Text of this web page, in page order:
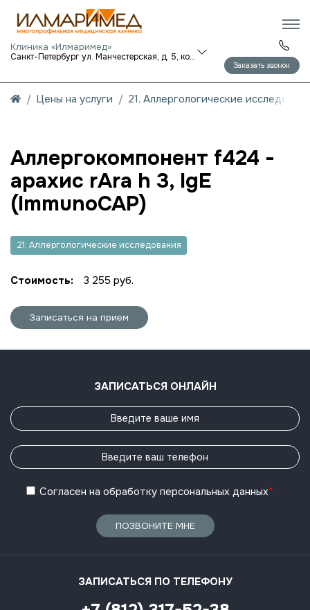
Клиника «Илмаримед»
Санкт-Петербург ул. Манчестерская, д. 5, корп. 1
Заказать звонок
Цены на услуги 21. Аллергологические
Аллергокомпонент f424 -
арахис rAra h 3, IgE
(ImmunoCAP)
21. Аллергологические исследования
Стоимость: 3 255 руб.
Записаться на прием
ЗАПИСАТЬСЯ ОНЛАЙН
Согласен на обработку персональных данных*
ПОЗВОНИТЕ МНЕ
ЗАПИСАТЬСЯ ПО ТЕЛЕФОНУ